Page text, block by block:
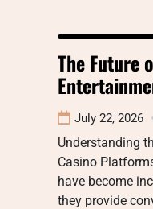
The Future
July 22, 2026
Understanding
Casino
have become
they provide